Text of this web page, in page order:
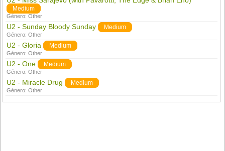
Medium
Género:Other
U2 - Sunday Bloody Sunday Medium
Género:Other
U2 - Gloria Medium
Género:Other
U2 - One Medium
Género:Other
U2 - Miracle Drug Medium
Género:Other